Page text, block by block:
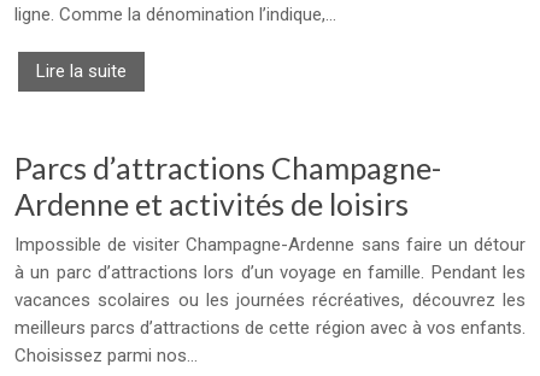
ligne. Comme la dénomination l’indique,…
Lire la suite
Parcs d’attractions Champagne-
Ardenne et activités de loisirs
Impossible de visiter Champagne-Ardenne sans faire un détour
à un parc d’attractions lors d’un voyage en famille. Pendant les
vacances scolaires ou les journées récréatives, découvrez les
meilleurs parcs d’attractions de cette région avec à vos enfants.
Choisissez parmi nos…